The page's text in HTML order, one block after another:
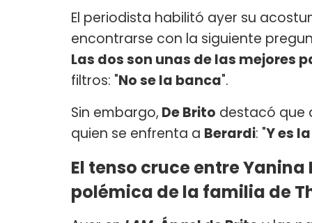
El periodista habilitó ayer su
encontrarse con la siguiente
Las dos son unas de las mejores
filtros: "No se la banca".
Sin embargo, De Brito destacó que
quien se enfrenta a Berardi: "Y es
El tenso cruce entre
polémica de la familia de